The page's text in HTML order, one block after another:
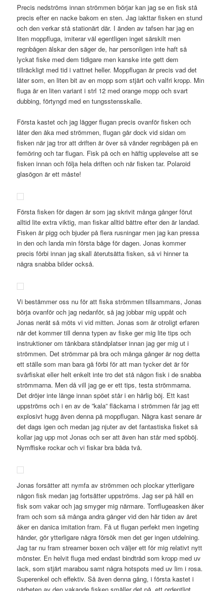
Precis nedströms innan strömmen börjar kan jag se en fisk stå
precis efter en nacke bakom en sten. Jag iakttar fisken en stund
och den verkar stå stationärt där. I änden av tafsen har jag en
liten moppfluga, imiterar väl egentligen inget särskilt men
regnbågen älskar den säger de, har personligen inte haft så
lyckat fiske med dem tidigare men kanske inte gett dem
tillräckligt med tid i vattnet heller. Moppflugan är precis vad det
låter som, en liten bit av en mopp som stjärt och valfri kropp. Min
fluga är en liten variant i strl 12 med orange mopp och svart
dubbing, förtyngd med en tungsstensskalle.
Första kastet och jag lägger flugan precis ovanför fisken och
låter den åka med strömmen, flugan går dock vid sidan om
fisken när jag tror att driften är över så vänder regnbågen på en
femöring och tar flugan. Fisk på och en häftig upplevelse att se
fisken innan och följa hela driften och när fisken tar. Polaroid
glasögon är ett måste!
Första fisken för dagen är som jag skrivit många gånger förut
alltid lite extra viktig, man fiskar alltid bättre efter den är landad.
Fisken är pigg och bjuder på flera rusningar men jag kan pressa
in den och landa min första båge för dagen. Jonas kommer
precis förbi innan jag skall återutsätta fisken, så vi hinner ta
några snabba bilder också.
Vi bestämmer oss nu för att fiska strömmen tillsammans, Jonas
börja ovanför och jag nedanför, så jag jobbar mig uppåt och
Jonas neråt så möts vi vid mitten. Jonas som är otroligt erfaren
när det kommer till denna typen av fiske ger mig lite tips och
instruktioner om tänkbara ståndplatser innan jag ger mig ut i
strömmen. Det strömmar på bra och många gånger är nog detta
ett ställe som man bara gå förbi för att man tycker det är för
svårfiskat eller helt enkelt inte tro det stå någon fisk i de snabba
strömmarna. Men då vill jag ge er ett tips, testa strömmarna.
Det dröjer inte länge innan spöet står i en härlig böj. Ett kast
uppströms och i en av de ”kala” fläckarna i strömmen får jag ett
explosivt hugg även denna på moppflugan. Några kast senare är
det dags igen och medan jag njuter av det fantastiska fisket så
kollar jag upp mot Jonas och ser att även han står med spöböj.
Nymffiske rockar och vi fiskar bra båda två.
Jonas forsätter att nymfa av strömmen och plockar ytterligare
någon fisk medan jag fortsätter uppströms. Jag ser på håll en
fisk som vakar och jag smyger mig närmare. Torrflugeasken åker
fram och som så många andra gånger vid den här tiden av året
åker en danica imitation fram. Få ut flugan perfekt men ingeting
händer, gör ytterligare några försök men det ger ingen utdelning.
Jag tar nu fram streamer boxen och väljer ett för mig relativt nytt
mönster. En helvit fluga med endast bindtråd som kropp med uv
lack, som stjärt marabou samt några hotspots med uv lim i rosa.
Superenkel och effektiv. Så även denna gång, i första kastet i